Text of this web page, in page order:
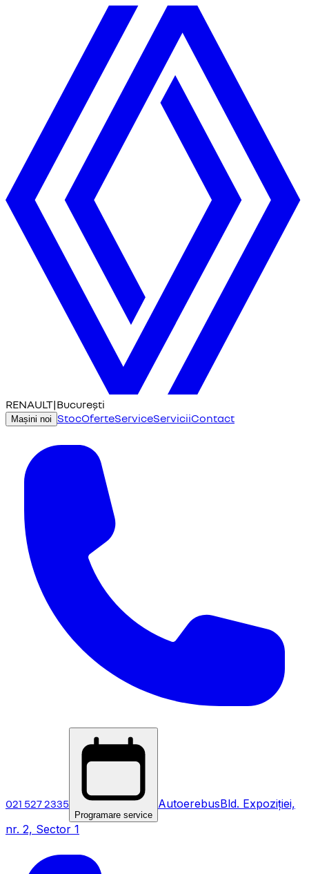
RENAULT|București
Mașini noi StocOferteServiceServiciiContact
021 527 2335
Programare service
AutoerebusBld. Expoziției,
nr. 2, Sector 1